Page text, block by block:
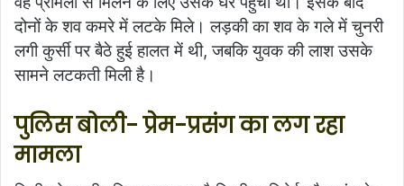
दोनों के शव कमरे में लटके मिले। लड़की का शव के गले में चुनरी
लगी कुर्सी पर बैठे हुई हालत में थी, जबकि युवक की लाश उसके
सामने लटकती मिली है।
पुलिस बोली- प्रेम-प्रसंग का लग रहा
मामला